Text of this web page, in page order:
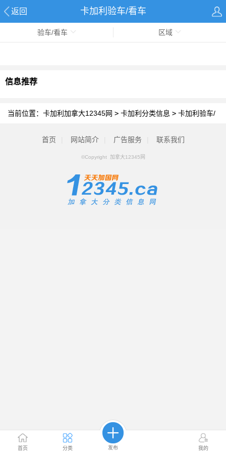
返回 卡加利验车/看车
首页 分类 发布 我的
验车/看车 区域
信息推荐
当前位置： 卡加利加拿大12345网 > 卡加利分类信息 > 卡加利验车/
首页 网站简介 广告服务 联系我们
©Copyright 加拿大12345网